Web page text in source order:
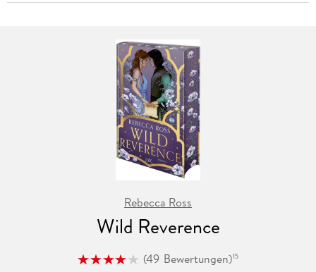
Rebecca Ross
Wild Reverence
(49 Bewertungen)15